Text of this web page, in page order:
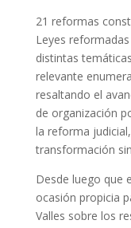
21 reformas
Leyes
distintas
relevante
resaltando el
de organización
la reforma
transformación
Desde luego que
ocasión propicia
Valles sobre los